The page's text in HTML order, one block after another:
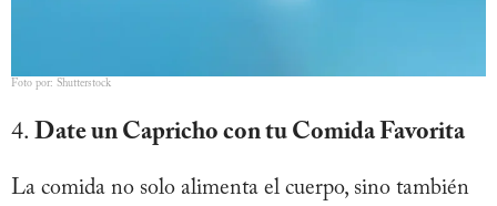
Foto por: Shutterstock
4. Date un Capricho con tu Comida Favorita
La comida no solo alimenta el cuerpo, sino también